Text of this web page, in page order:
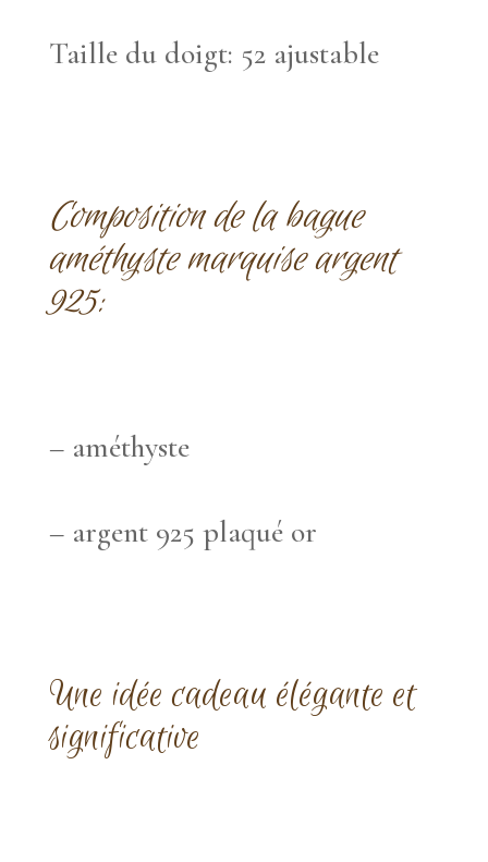
Taille du doigt: 52 ajustable
Composition de la bague
améthystemarquise argent
925:
– améthyste
– argent 925 plaqué or
Une idée cadeau élégante et
significative